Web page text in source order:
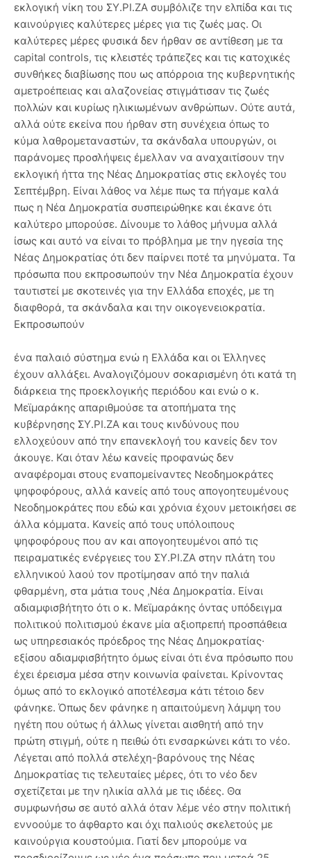
εκλογική νίκη του ΣΥ.ΡΙ.ΖΑ συμβόλιζε την ελπίδα και τις
καινούργιες καλύτερες μέρες για τις ζωές μας. Οι
καλύτερες μέρες φυσικά δεν ήρθαν σε αντίθεση με τα
capital controls, τις κλειστές τράπεζες και τις κατοχικές
συνθήκες διαβίωσης που ως απόρροια της κυβερνητικής
αμετροέπειας και αλαζονείας στιγμάτισαν τις ζωές
πολλών και κυρίως ηλικιωμένων ανθρώπων. Ούτε αυτά,
αλλά ούτε εκείνα που ήρθαν στη συνέχεια όπως το
κύμα λαθρομεταναστών, τα σκάνδαλα υπουργών, οι
παράνομες προσλήψεις έμελλαν να αναχαιτίσουν την
εκλογική ήττα της Νέας Δημοκρατίας στις εκλογές του
Σεπτέμβρη. Είναι λάθος να λέμε πως τα πήγαμε καλά
πως η Νέα Δημοκρατία συσπειρώθηκε και έκανε ότι
καλύτερο μπορούσε. Δίνουμε το λάθος μήνυμα αλλά
ίσως και αυτό να είναι το πρόβλημα με την ηγεσία της
Νέας Δημοκρατίας ότι δεν παίρνει ποτέ τα μηνύματα. Τα
πρόσωπα που εκπροσωπούν την Νέα Δημοκρατία έχουν
ταυτιστεί με σκοτεινές για την Ελλάδα εποχές, με τη
διαφθορά, τα σκάνδαλα και την οικογενειοκρατία.
Εκπροσωπούν
ένα παλαιό σύστημα ενώ η Ελλάδα και οι Έλληνες
έχουν αλλάξει. Αναλογιζόμουν σοκαρισμένη ότι κατά τη
διάρκεια της προεκλογικής περιόδου και ενώ ο κ.
Μεϊμαράκης απαριθμούσε τα ατοπήματα της
κυβέρνησης ΣΥ.ΡΙ.ΖΑ και τους κινδύνους που
ελλοχεύουν από την επανεκλογή του κανείς δεν τον
άκουγε. Και όταν λέω κανείς προφανώς δεν
αναφέρομαι στους εναπομείναντες Νεοδημοκράτες
ψηφοφόρους, αλλά κανείς από τους απογοητευμένους
Νεοδημοκράτες που εδώ και χρόνια έχουν μετοικήσει σε
άλλα κόμματα. Κανείς από τους υπόλοιπους
ψηφοφόρους που αν και απογοητευμένοι από τις
πειραματικές ενέργειες του ΣΥ.ΡΙ.ΖΑ στην πλάτη του
ελληνικού λαού τον προτίμησαν από την παλιά
φθαρμένη, στα μάτια τους ,Νέα Δημοκρατία. Είναι
αδιαμφισβήτητο ότι ο κ. Μεϊμαράκης όντας υπόδειγμα
πολιτικού πολιτισμού έκανε μία αξιοπρεπή προσπάθεια
ως υπηρεσιακός πρόεδρος της Νέας Δημοκρατίας·
εξίσου αδιαμφισβήτητο όμως είναι ότι ένα πρόσωπο που
έχει έρεισμα μέσα στην κοινωνία φαίνεται. Κρίνοντας
όμως από το εκλογικό αποτέλεσμα κάτι τέτοιο δεν
φάνηκε. Όπως δεν φάνηκε η απαιτούμενη λάμψη του
ηγέτη που ούτως ή άλλως γίνεται αισθητή από την
πρώτη στιγμή, ούτε η πειθώ ότι ενσαρκώνει κάτι το νέο.
Λέγεται από πολλά στελέχη-βαρόνους της Νέας
Δημοκρατίας τις τελευταίες μέρες, ότι το νέο δεν
σχετίζεται με την ηλικία αλλά με τις ιδέες. Θα
συμφωνήσω σε αυτό αλλά όταν λέμε νέο στην πολιτική
εννοούμε το άφθαρτο και όχι παλιούς σκελετούς με
καινούργια κουστούμια. Γιατί δεν μπορούμε να